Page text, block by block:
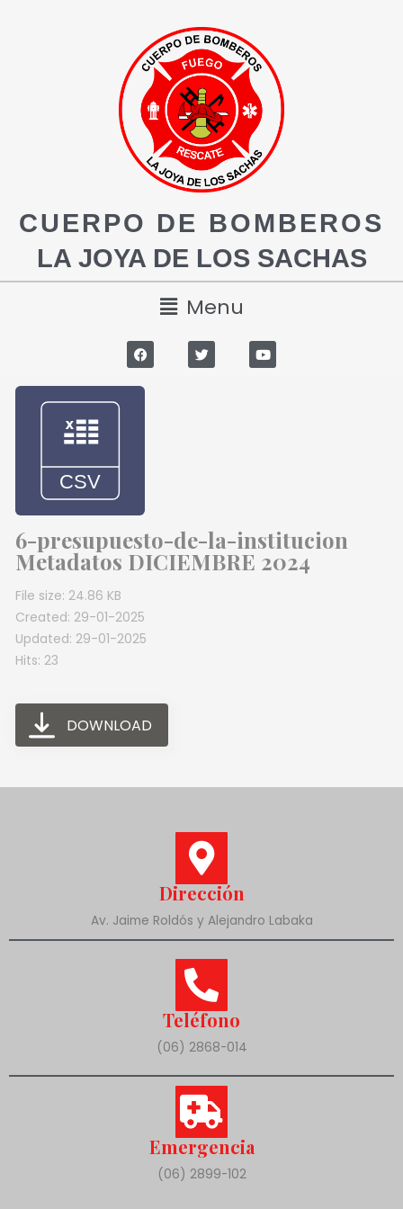
CUERPO DE BOMBEROS
LA JOYA DE LOS SACHAS
Menu
6-presupuesto-de-la-institucion
Metadatos DICIEMBRE 2024
File size: 24.86 KB
Created: 29-01-2025
Updated: 29-01-2025
Hits: 23
DOWNLOAD
Dirección
Av. Jaime Roldós y Alejandro Labaka
Teléfono
(06) 2868-014
Emergencia
(06) 2899-102